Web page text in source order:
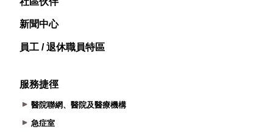
新聞中心
員工 / 退休職員特區
服務捷徑
醫院聯網、醫院及醫療機構
急症室